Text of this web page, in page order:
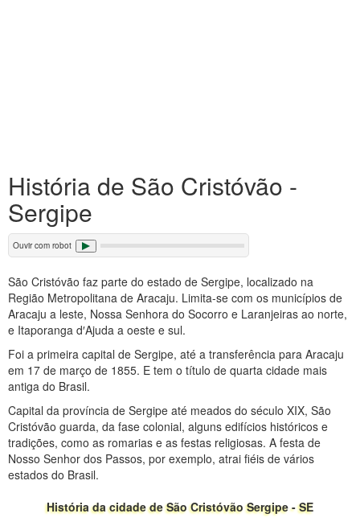
História de São Cristóvão -
Sergipe
Ouvir com robot
São Cristóvão faz parte do estado de Sergipe, localizado na
Região Metropolitana de Aracaju. Limita-se com os municípios de
Aracaju a leste, Nossa Senhora do Socorro e Laranjeiras ao norte,
e Itaporanga d′Ajuda a oeste e sul.
Foi a primeira capital de Sergipe, até a transferência para Aracaju
em 17 de março de 1855. E tem o título de quarta cidade mais
antiga do Brasil.
Capital da província de Sergipe até meados do século XIX, São
Cristóvão guarda, da fase colonial, alguns edifícios históricos e
tradições, como as romarias e as festas religiosas. A festa de
Nosso Senhor dos Passos, por exemplo, atrai fiéis de vários
estados do Brasil.
História da cidade de São Cristóvão Sergipe - SE